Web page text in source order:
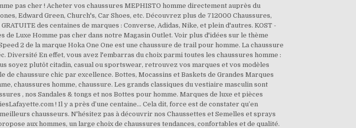
pas cher ! Acheter vos chaussures MEPHISTO homme directement auprès du
Edward Green, Church's, Car Shoes, etc. Découvrez plus de 712000 Chaussures,
des centaines de marques : Converse, Adidas, Nike, et plein d'autres. KOST -
de Luxe Homme pas cher dans notre Magasin Outlet. Voir plus d'idées sur le thème
2 de la marque Hoka One One est une chaussure de trail pour homme. La chaussure
Diversité En effet, vous avez l'embarras du choix parmi toutes les chaussures homme :
soyez plutôt citadin, casual ou sportswear, retrouvez vos marques et vos modèles
chaussure chic par excellence. Bottes, Mocassins et Baskets de Grandes Marques
chaussures homme, chaussure. Les grands classiques du vestiaire masculin sont
, nos Sandales & tongs et nos Bottes pour homme. Marques de luxe et pièces
! Il y a près d’une centaine… Cela dit, force est de constater qu’en
chausseurs. N'hésitez pas à découvrir nos Chaussettes et Semelles et sprays
aux hommes, un large choix de chaussures tendances, confortables et de qualité.